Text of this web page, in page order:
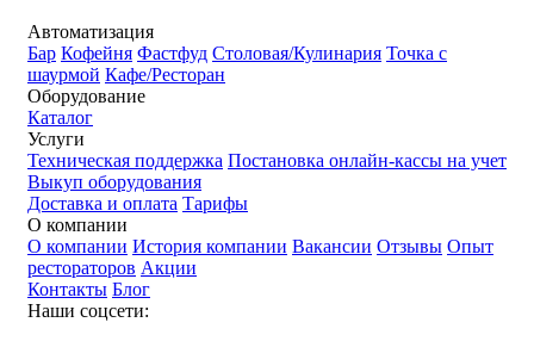
Автоматизация
Бар Кофейня Фастфуд Столовая/Кулинария Точка с
шаурмой Кафе/Ресторан
Оборудование
Каталог
Услуги
Техническая поддержка Постановка онлайн-кассы на учет
Выкуп оборудования
Доставка и оплата Тарифы
О компании
О компании История компании Вакансии Отзывы Опыт
рестораторов Акции
Контакты Блог
Наши соцсети: